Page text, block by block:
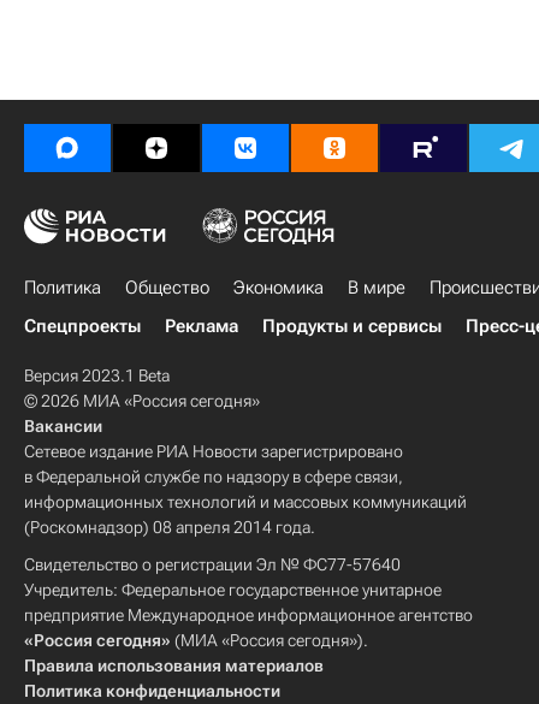
Политика Общество Экономика В мире
Спецпроекты
Реклама Продукты и сервисы Пресс-
Версия 2023.1 Beta
© 2026 МИА «Россия сегодня»
Вакансии
Сетевое издание РИА Новости зарегистрировано
в Федеральной службе по надзору в сфере связи,
информационных технологий и массовых коммуникаций
(Роскомнадзор) 08 апреля 2014 года.
Свидетельство о регистрации Эл № ФС77-57640
Учредитель: Федеральное государственное унитарное
предприятие Международное информационное агентство
«Россия сегодня» (МИА «Россия сегодня»).
Правила использования материалов
Политика конфиденциальности